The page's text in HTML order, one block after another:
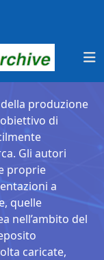
della produzione
di
Gli autori
proprie
a
quelle
nell’ambito del
caricate,